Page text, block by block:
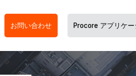
お問い合わせ Procore アプリケ